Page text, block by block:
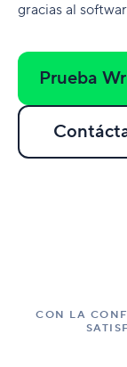
gracias al
Prueba
CON LA